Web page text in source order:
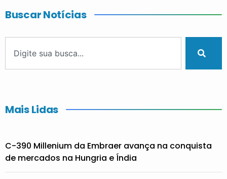
Buscar Notícias
Mais Lidas
C-390 Millenium da Embraer avança na conquista
de mercados na Hungria e Índia